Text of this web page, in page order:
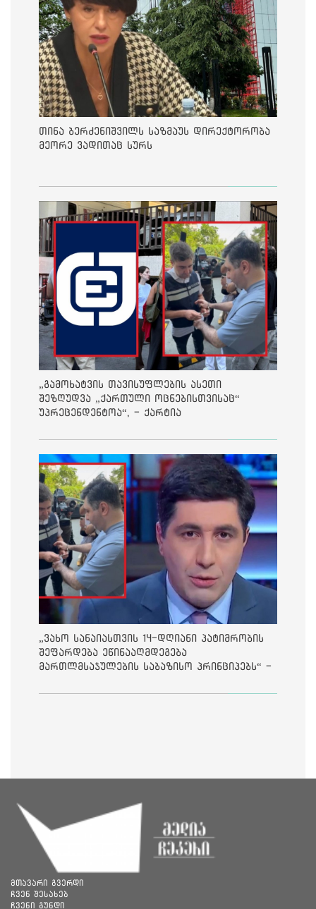
თინა ბერძენიშვილს საზმაუს დირექტორობა
მეორე ვადითაც სურს
„გამოხატვის თავისუფლების ასეთი
შეზღუდვა „ქართული ოცნებისთვისაც“
უპრეცენდენტოა“, - ქარტია
„ვახო სანაიასთვის 14-დღიანი პატიმრობის
შეფარდება ეწინააღმდეგება
მართლმსაჯულების საბაზისო პრინციპებს“ -
მთავარი გვერდი
ჩვენ შესახებ
ჩვენი გუნდი